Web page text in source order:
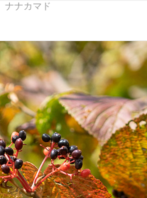
ナナカマド